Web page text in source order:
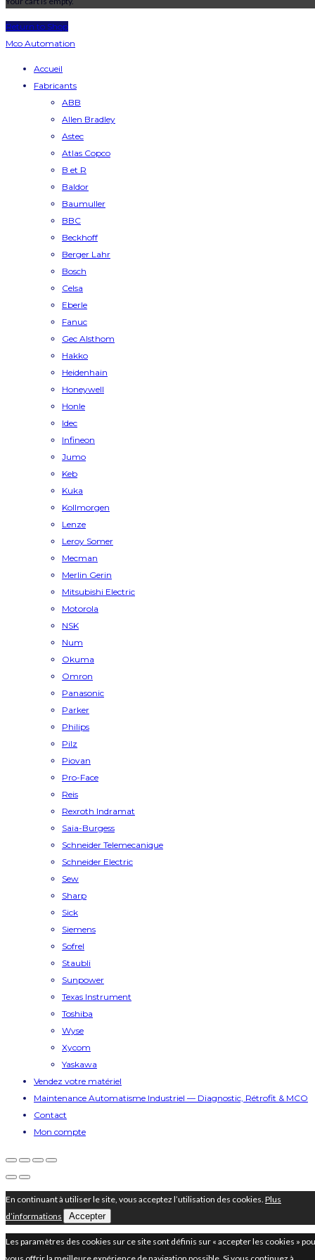
Return to Shop
Mco Automation
Accueil
Fabricants
ABB
Allen Bradley
Astec
Atlas Copco
B et R
Baldor
Baumuller
BBC
Beckhoff
Berger Lahr
Bosch
Celsa
Eberle
Fanuc
Gec Alsthom
Hakko
Heidenhain
Honeywell
Honle
Idec
Infineon
Jumo
Keb
Kuka
Kollmorgen
Lenze
Leroy Somer
Mecman
Merlin Gerin
Mitsubishi Electric
Motorola
NSK
Num
Okuma
Omron
Panasonic
Parker
Philips
Pilz
Piovan
Pro-Face
Reis
Rexroth Indramat
Saia-Burgess
Schneider Telemecanique
Schneider Electric
Sew
Sharp
Sick
Siemens
Sofrel
Staubli
Sunpower
Texas Instrument
Toshiba
Wyse
Xycom
Yaskawa
Vendez votre matériel
Maintenance Automatisme Industriel — Diagnostic, Rétrofit & MCO
Contact
Mon compte
En continuant à utiliser le site, vous acceptez l’utilisation des cookies. Plus
d’informations
Accepter
Les paramètres des cookies sur ce site sont définis sur « accepter les cookies »